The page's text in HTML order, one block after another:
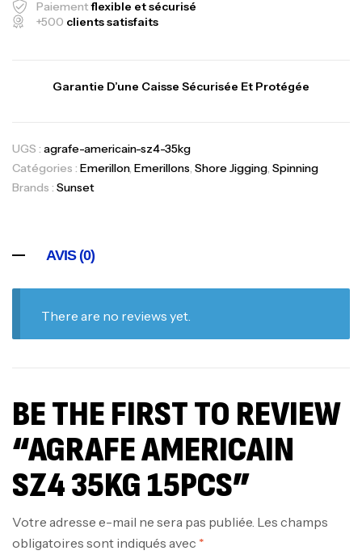
Paiementflexible et sécurisé
+500 clients satisfaits
Garantie D’une Caisse Sécurisée Et Protégée
UGS : agrafe-americain-sz4-35kg
Catégories : Emerillon, Emerillons, Shore Jigging, Spinning
Brands : Sunset
AVIS (0)
There are no reviews yet.
BE THE FIRST TO REVIEW
“AGRAFE AMERICAIN
SZ4 35KG 15PCS”
Votre adresse e-mail ne sera pas publiée. Les champs
obligatoires sont indiqués avec *